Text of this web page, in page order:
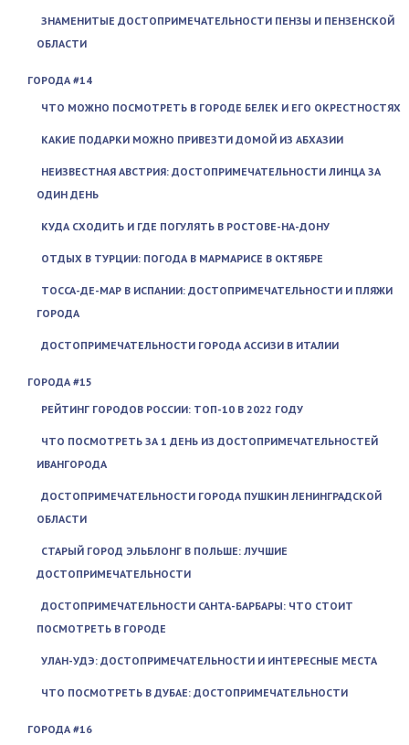
ЗНАМЕНИТЫЕ ДОСТОПРИМЕЧАТЕЛЬНОСТИ ПЕНЗЫ И ПЕНЗЕНСКОЙ
ОБЛАСТИ
ГОРОДА #14
ЧТО МОЖНО ПОСМОТРЕТЬ В ГОРОДЕ БЕЛЕК И ЕГО ОКРЕСТНОСТЯХ
КАКИЕ ПОДАРКИ МОЖНО ПРИВЕЗТИ ДОМОЙ ИЗ АБХАЗИИ
НЕИЗВЕСТНАЯ АВСТРИЯ: ДОСТОПРИМЕЧАТЕЛЬНОСТИ ЛИНЦА ЗА
ОДИН ДЕНЬ
КУДА СХОДИТЬ И ГДЕ ПОГУЛЯТЬ В РОСТОВЕ-НА-ДОНУ
ОТДЫХ В ТУРЦИИ: ПОГОДА В МАРМАРИСЕ В ОКТЯБРЕ
ТОССА-ДЕ-МАР В ИСПАНИИ: ДОСТОПРИМЕЧАТЕЛЬНОСТИ И ПЛЯЖИ
ГОРОДА
ДОСТОПРИМЕЧАТЕЛЬНОСТИ ГОРОДА АССИЗИ В ИТАЛИИ
ГОРОДА #15
РЕЙТИНГ ГОРОДОВ РОССИИ: ТОП-10 В 2022 ГОДУ
ЧТО ПОСМОТРЕТЬ ЗА 1 ДЕНЬ ИЗ ДОСТОПРИМЕЧАТЕЛЬНОСТЕЙ
ИВАНГОРОДА
ДОСТОПРИМЕЧАТЕЛЬНОСТИ ГОРОДА ПУШКИН ЛЕНИНГРАДСКОЙ
ОБЛАСТИ
СТАРЫЙ ГОРОД ЭЛЬБЛОНГ В ПОЛЬШЕ: ЛУЧШИЕ
ДОСТОПРИМЕЧАТЕЛЬНОСТИ
ДОСТОПРИМЕЧАТЕЛЬНОСТИ САНТА-БАРБАРЫ: ЧТО СТОИТ
ПОСМОТРЕТЬ В ГОРОДЕ
УЛАН-УДЭ: ДОСТОПРИМЕЧАТЕЛЬНОСТИ И ИНТЕРЕСНЫЕ МЕСТА
ЧТО ПОСМОТРЕТЬ В ДУБАЕ: ДОСТОПРИМЕЧАТЕЛЬНОСТИ
ГОРОДА #16